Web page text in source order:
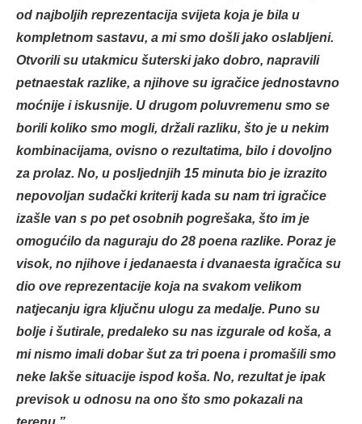
od najboljih reprezentacija svijeta koja je bila u
kompletnom sastavu, a mi smo došli jako oslabljeni.
Otvorili su utakmicu šuterski jako dobro, napravili
petnaestak razlike, a njihove su igračice jednostavno
moćnije i iskusnije. U drugom poluvremenu smo se
borili koliko smo mogli, držali razliku, što je u nekim
kombinacijama, ovisno o rezultatima, bilo i dovoljno
za prolaz. No, u posljednjih 15 minuta bio je izrazito
nepovoljan sudački kriterij kada su nam tri igračice
izašle van s po pet osobnih pogrešaka, što im je
omogućilo da naguraju do 28 poena razlike. Poraz je
visok, no njihove i jedanaesta i dvanaesta igračica su
dio ove reprezentacije koja na svakom velikom
natjecanju igra ključnu ulogu za medalje. Puno su
bolje i šutirale, predaleko su nas izgurale od koša, a
mi nismo imali dobar šut za tri poena i promašili smo
neke lakše situacije ispod koša. No, rezultat je ipak
previsok u odnosu na ono što smo pokazali na